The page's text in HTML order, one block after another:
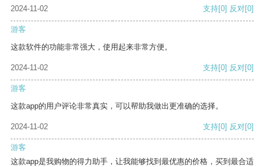
2024-11-02
支持[0] 反对[0]
游客
这款软件的功能非常强大，使用起来非常方便。
2024-11-02 支持[0] 反对[0]
游客
这款app的用户评论非常真实，可以帮助我做出更准确的选择。
2024-11-02 支持[0] 反对[0]
游客
这款app是我购物的得力助手，让我能够找到最优惠的价格，买到最合适